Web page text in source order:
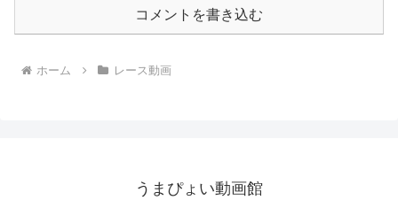
コメントを書き込む
ホーム レース動画
うまぴょい動画館